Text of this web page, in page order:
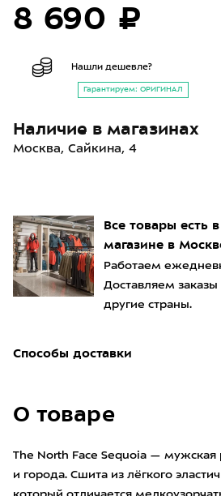
Все товары есть
магазине в
Работаем
Доставляем заказы
другие страны.
Способы доставки
О товаре
The North Face Sequoia — мужская
и города. Сшита из лёгкого
8 690 ₽
Нашли дешевле?
Гарантируем: ОРИГИНАЛ
Наличие в магазинах
Москва, Сайкина, 4